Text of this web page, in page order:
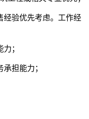
经验优先考虑。工作经
；
担能力；